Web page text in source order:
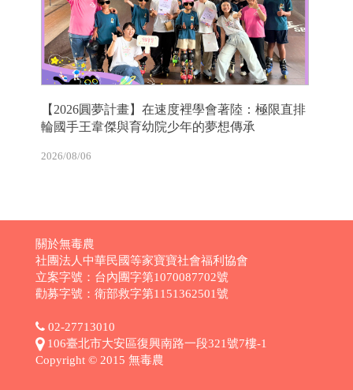
【2026圓夢計畫】在速度裡學會著陸：極限直排
輪國手王韋傑與育幼院少年的夢想傳承
2026/08/06
關於無毒農
社團法人中華民國等家寶寶社會福利協會
立案字號：台內團字第1070087702號
勸募字號：衛部救字第1151362501號
02-27713010
106臺北市大安區復興南路一段321號7樓-1
Copyright © 2015 無毒農